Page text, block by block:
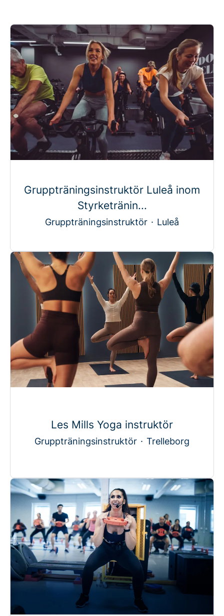
Gruppträningsinstruktör Luleå inom
Styrketränin...
Gruppträningsinstruktör · Luleå
Les Mills Yoga instruktör
Gruppträningsinstruktör · Trelleborg